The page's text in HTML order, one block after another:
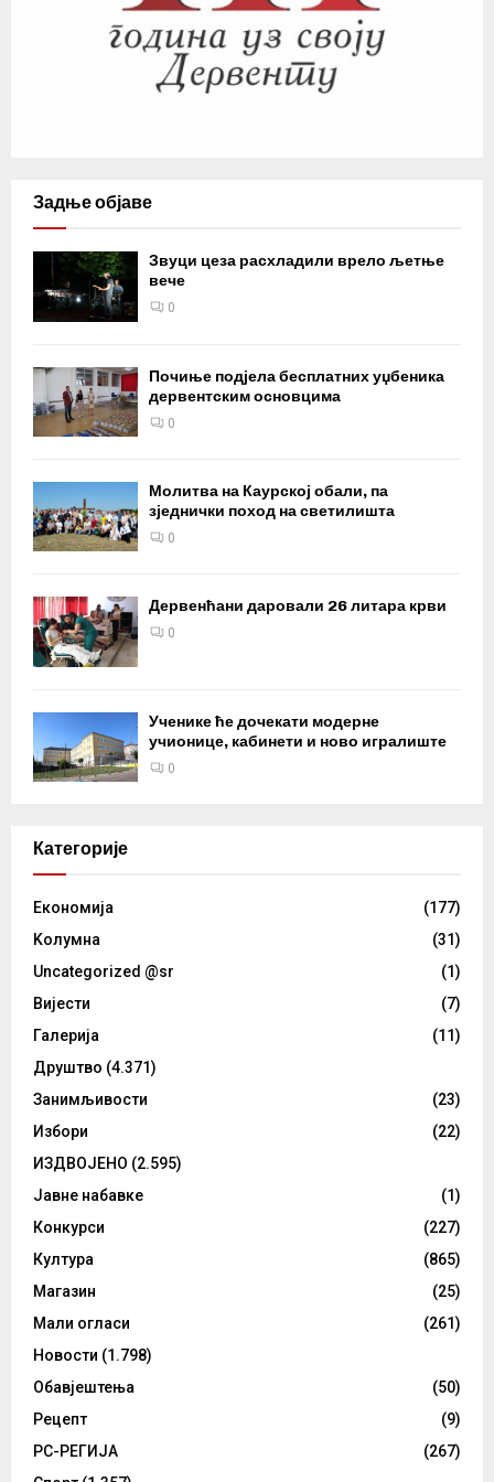
Задње објаве
Звуци цеза расхладили врело љетње
вече
0
Почиње подјела бесплатних уџбеника
дервентским основцима
0
Молитва на Каурској обали, па
зједнички поход на светилишта
0
Дервенћани даровали 26 литара крви
0
Ученике ће дочекати модерне
учионице, кабинети и ново игралиште
0
Категорије
Eкономија
(177)
Kолумнa
(31)
Uncategorized @sr
(1)
Вијести
(7)
Галерија
(11)
Друштво (4.371)
Занимљивости
(23)
Избори
(22)
ИЗДВОЈЕНО (2.595)
Јавне набавке
(1)
Конкурси
(227)
Култура
(865)
Магазин
(25)
Мали огласи
(261)
Новости (1.798)
Обавјештења
(50)
Рецепт
(9)
РС-РЕГИЈА
(267)